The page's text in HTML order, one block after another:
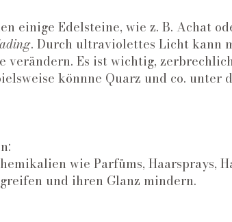
einige Edelsteine, wie z. B. Achat
. Durch ultraviolettes Licht kann
verändern. Es ist wichtig,
könnne Quarz und co. unter
wie Parfüms, Haarsprays,
und ihren Glanz mindern.